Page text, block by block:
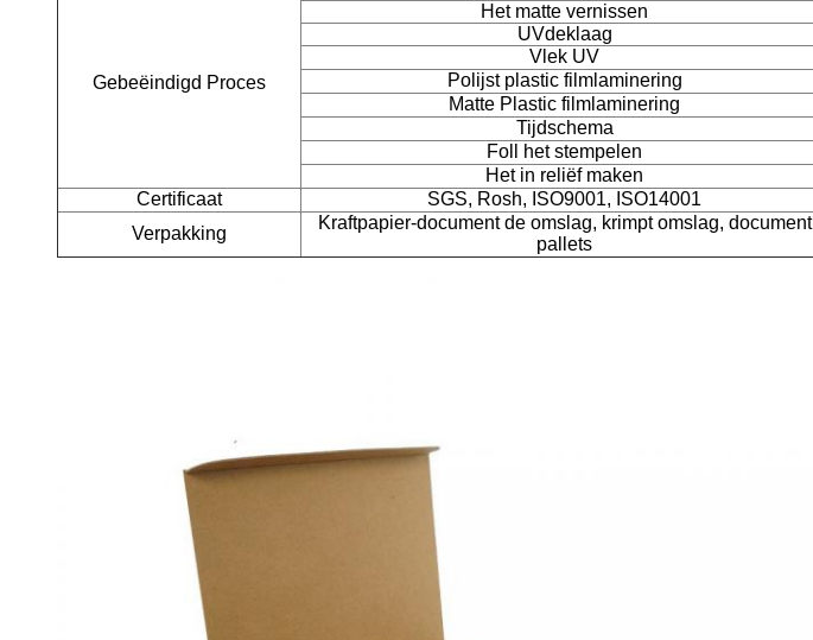
Gebeëindigd Proces
Het matte vernissen
UVdeklaag
Vlek UV
Polijst plastic filmlaminering
Matte Plastic filmlaminering
Tijdschema
Foll het stempelen
Het in reliëf maken
Certificaat
SGS, Rosh, ISO9001, ISO14001
Verpakking
Kraftpapier-document de omslag, krimpt omslag, document
pallets